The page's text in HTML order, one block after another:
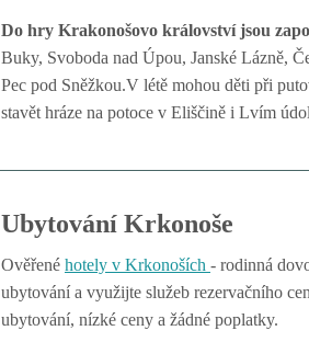
Do hry Krakonošovo království jsou
Buky, Svoboda nad Úpou, Janské Lázně,
Pec pod Sněžkou.V létě mohou děti při
stavět hráze na potoce v Eliščině i Lvím
Ubytování Krkonoše
Ověřené hotely v Krkonoších - rodinná
ubytování a využijte služeb rezervačního
ubytování, nízké ceny a žádné poplatky.